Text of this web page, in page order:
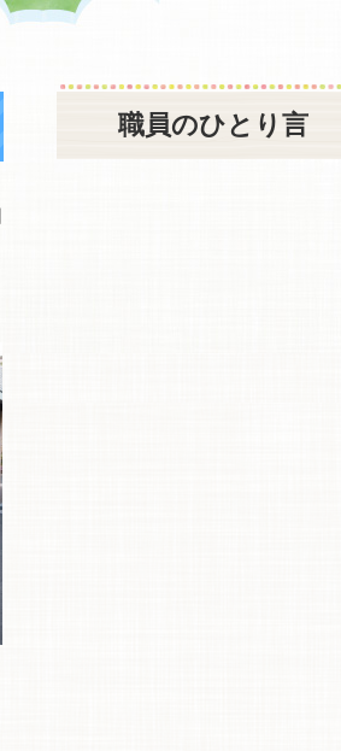
職員のひとり言